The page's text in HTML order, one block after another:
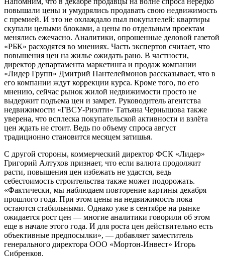
повышали цены и умудрялись продавать свою недвижимость
с премией. И это не охлаждало пыл покупателей: квартиры
скупали целыми блоками, а цены по отдельным проектам
менялись ежечасно. Аналитики, опрошенные деловой газетой
«РБК» расходятся во мнениях. Часть экспертов считает, что
повышения цен на жилье ожидать рано. В частности,
директор департамента маркетинга и продаж компании
«Лидер Групп» Дмитрий Пантелеймонов рассказывает, что в
его компании ждут коррекции курса. Кроме того, по его
мнению, сейчас рынок жилой недвижимости просто не
выдержит подъема цен и замрет. Руководитель агентства
недвижимости «ГВСУ-Риэлти» Татьяна Чернышова также
уверена, что всплеска покупательской активности и взлёта
цен ждать не стоит. Ведь по объему спроса август
традиционно становится месяцем затишья.
С другой стороны, коммерческий директор ФСК «Лидер»
Григорий Алтухов признает, что если валюта продолжит
расти, повышения цен избежать не удастся, ведь
себестоимость строительства также может подорожать.
«Фактически, мы наблюдаем повторение картины декабря
прошлого года. При этом цены на недвижимость пока
остаются стабильными. Однако уже в сентябре на рынке
ожидается рост цен — многие аналитики говорили об этом
еще в начале этого года. И для роста цен действительно есть
объективные предпосылки», — добавляет заместитель
генерального директора ООО «Мортон-Инвест» Игорь
Сибренков.